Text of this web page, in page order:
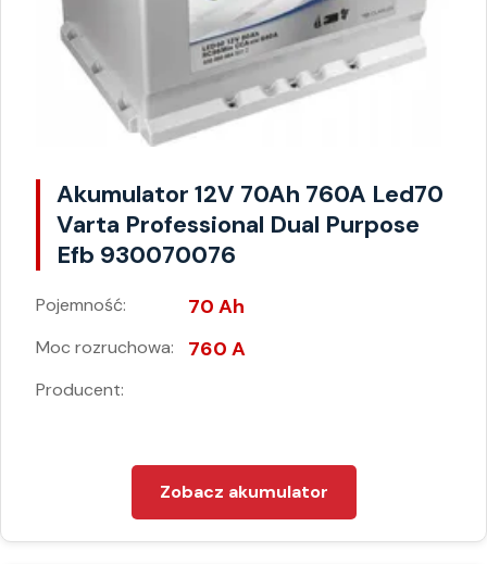
Akumulator 12V 70Ah 760A Led70
Varta Professional Dual Purpose
Efb 930070076
Pojemność: 70 Ah
Moc rozruchowa: 760 A
Producent:
Zobacz akumulator